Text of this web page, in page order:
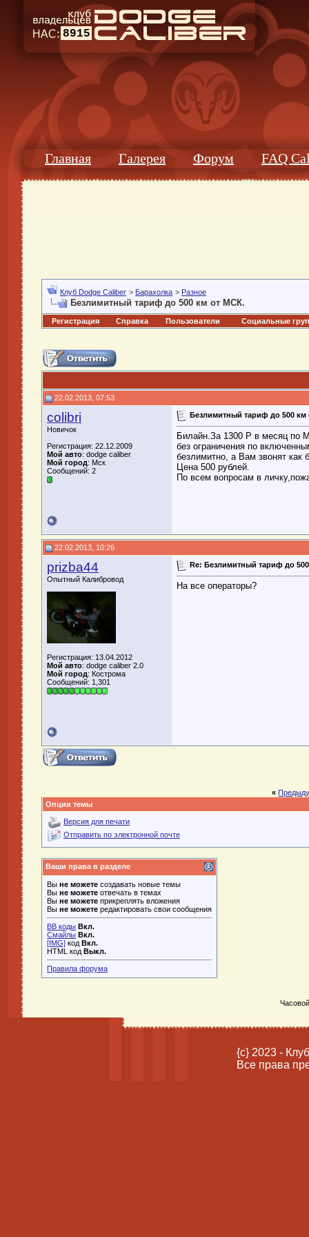
8915
Главная Галерея Форум FAQ
Клуб Dodge Caliber > Барахолка > Разное
Безлимитный тариф до 500 км от МСК.
Регистрация Справка Пользователи Социальные
22.02.2013, 07:53
colibri
Новичок
Регистрация: 22.12.2009
Мой авто: dodge caliber
Мой город: Мск
Сообщений: 2
Безлимитный тариф до 500 км
Билайн.За 1300 Р в месяц по
без ограничения по
безлимитно, а Вам звонят как
Цена 500 рублей.
По всем вопросам в
22.02.2013, 10:26
prizba44
Опытный Калибровод
Регистрация: 13.04.2012
Мой авто: dodge caliber 2.0
Мой город: Кострома
Сообщений: 1,301
Re: Безлимитный тариф до
На все операторы?
«
Опции темы
Версия для печати
Отправить по электронной почте
Ваши права в разделе
Вы не можете создавать новые темы
Вы не можете отвечать в темах
Вы не можете прикреплять вложения
Вы не можете редактировать свои сообщения
BB коды Вкл.
Смайлы Вкл.
[IMG] код Вкл.
HTML код Выкл.
Правила форума
{c} 2023 -
Все права